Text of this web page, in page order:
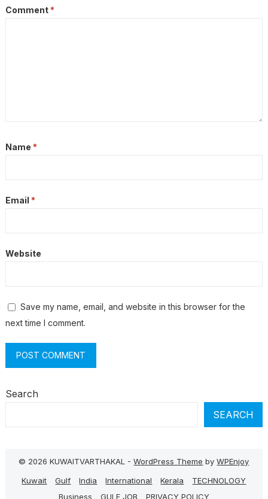
Comment *
Name *
Email *
Website
Save my name, email, and website in this browser for the
next time I comment.
Search
SEARCH
© 2026 KUWAITVARTHAKAL -WordPress Theme byWPEnjoy
Kuwait
Gulf India International Kerala
TECHNOLOGY
Business
GULF JOB PRIVACY POLICY